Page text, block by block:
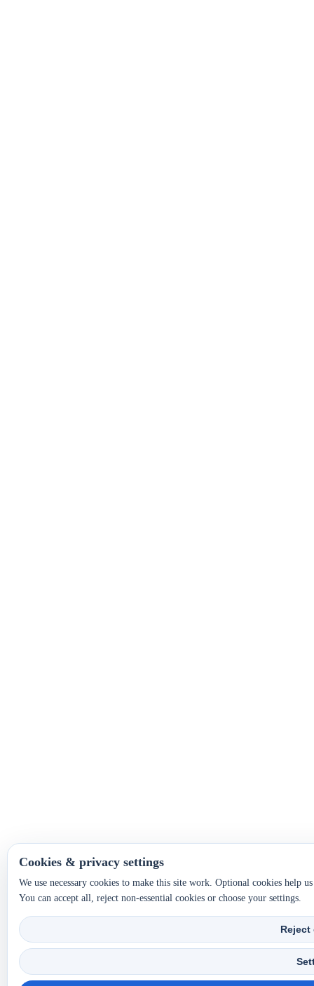
Cookies & privacy settings
We use necessary cookies to make this site work. Optional cookies help
You can accept all, reject non-essential cookies or choose your settings.